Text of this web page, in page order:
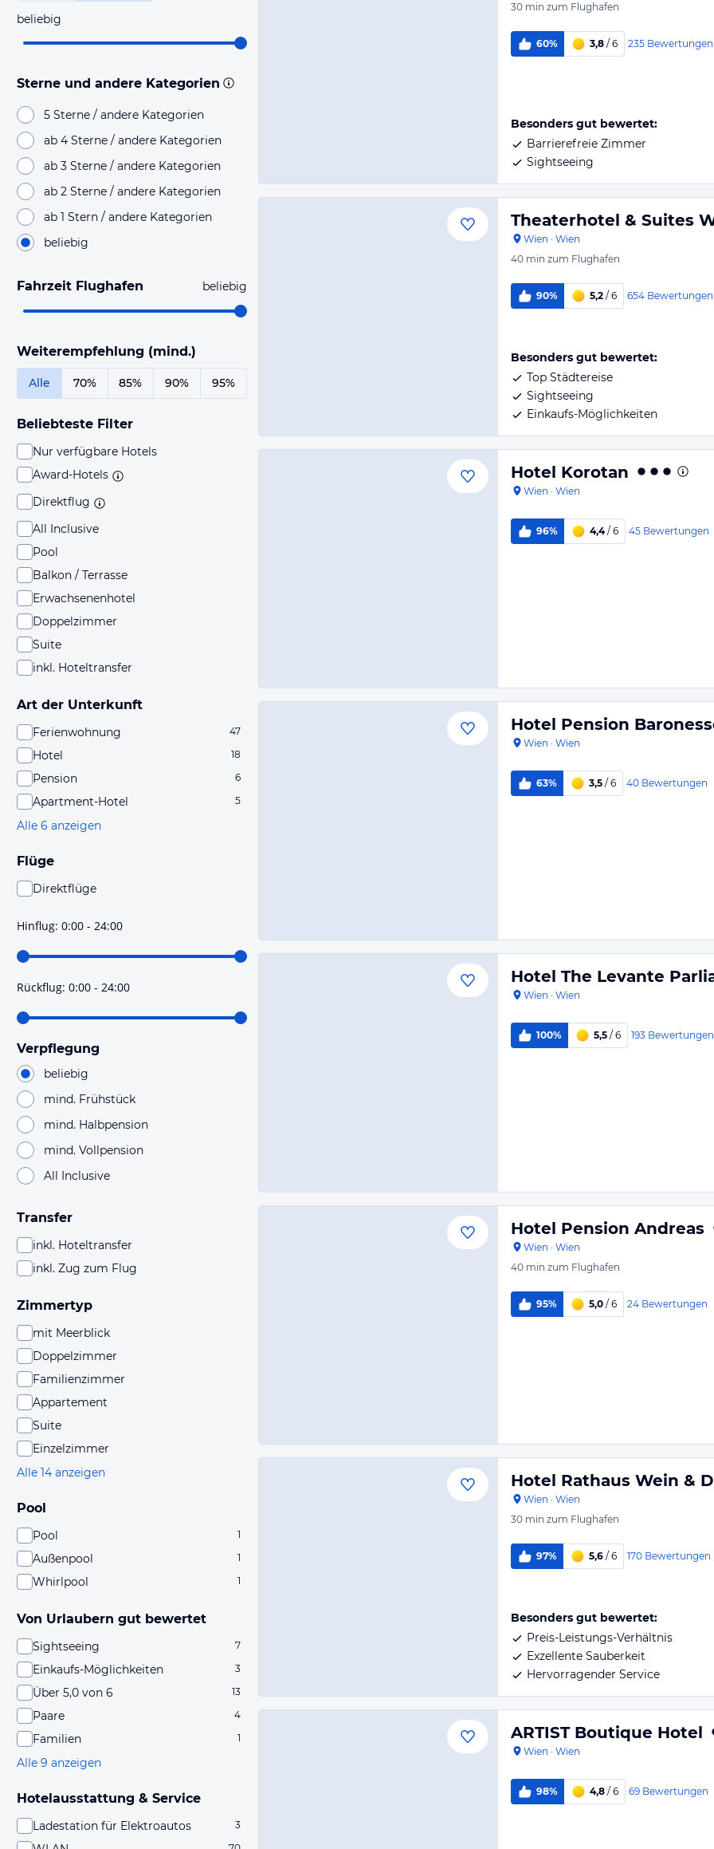
beliebig
Sterne und andere Kategorien
5 Sterne / andere Kategorien
ab 4 Sterne / andere Kategorien
ab 3 Sterne / andere Kategorien
ab 2 Sterne / andere Kategorien
ab 1 Stern / andere Kategorien
beliebig
Fahrzeit Flughafen beliebig
Weiterempfehlung (mind.)
Alle 70% 85% 90% 95%
Beliebteste Filter
Nur verfügbare Hotels
Award-Hotels
Direktflug
All Inclusive
Pool
Balkon / Terrasse
Erwachsenenhotel
Doppelzimmer
Suite
inkl. Hoteltransfer
Art der Unterkunft
Ferienwohnung 47
Hotel 18
Pension 6
Apartment-Hotel 5
Alle 6 anzeigen
Flüge
Direktflüge
hoher Wahrscheinlichkeit Direktflüge sind. Bitte
prüfe vor der Buchung noch einmal die Flugdetails.
Hinflug: 0:00 - 24:00
Rückflug: 0:00 - 24:00
Verpflegung
beliebig
mind. Frühstück
mind. Halbpension
mind. Vollpension
All Inclusive
Transfer
inkl. Hoteltransfer
inkl. Zug zum Flug
Zimmertyp
mit Meerblick
Doppelzimmer
Familienzimmer
Appartement
Suite
Einzelzimmer
Alle 14 anzeigen
Pool
Pool 1
Außenpool 1
Whirlpool 1
Von Urlaubern gut bewertet
Sightseeing 7
Einkaufs-Möglichkeiten 3
Über 5,0 von 6 13
Paare 4
Familien 1
Alle 9 anzeigen
Hotelausstattung & Service
Ladestation für Elektroautos 3
30 min zum Flughafen
60% 3,8 / 6 235 Bewertungen
Besonders gut bewertet:
Barrierefreie Zimmer
Sightseeing
Theaterhotel & Suites
Wien · Wien
40 min zum Flughafen
90% 5,2 / 6 654 Bewertungen
Besonders gut bewertet:
Top Städtereise
Sightseeing
Einkaufs-Möglichkeiten
Hotel Korotan
Wien · Wien
96% 4,4/ 6 45 Bewertungen
Hotel Pension
Wien · Wien
63% 3,5 / 6 40 Bewertungen
Hotel The Levante
Wien · Wien
100% 5,5 / 6 193 Bewertungen
Hotel Pension Andreas
Wien · Wien
40 min zum Flughafen
95% 5,0 / 6 24 Bewertungen
Hotel Rathaus Wein &
Wien · Wien
30 min zum Flughafen
97% 5,6 / 6 170 Bewertungen
Besonders gut bewertet:
Preis-Leistungs-Verhältnis
Exzellente Sauberkeit
Hervorragender Service
ARTIST Boutique Hotel
Wien · Wien
98% 4,8 / 6 69 Bewertungen